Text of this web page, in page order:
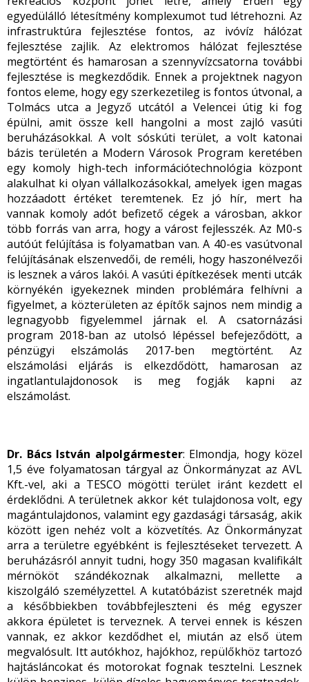
egyedülálló létesítmény komplexumot tud létrehozni. Az
infrastruktúra fejlesztése fontos, az ivóvíz hálózat
fejlesztése zajlik. Az elektromos hálózat fejlesztése
megtörtént és hamarosan a szennyvízcsatorna további
fejlesztése is megkezdődik. Ennek a projektnek nagyon
fontos eleme, hogy egy szerkezetileg is fontos útvonal, a
Tolmács utca a Jegyző utcától a Velencei útig ki fog
épülni, amit össze kell hangolni a most zajló vasúti
beruházásokkal. A volt sóskúti terület, a volt katonai
bázis területén a Modern Városok Program keretében
egy komoly high-tech információtechnológia központ
alakulhat ki olyan vállalkozásokkal, amelyek igen magas
hozzáadott értéket teremtenek. Ez jó hír, mert ha
vannak komoly adót befizető cégek a városban, akkor
több forrás van arra, hogy a várost fejlesszék. Az M0-s
autóút felújítása is folyamatban van. A 40-es vasútvonal
felújításának elszenvedői, de reméli, hogy haszonélvezői
is lesznek a város lakói. A vasúti építkezések menti utcák
környékén igyekeznek minden problémára felhívni a
figyelmet, a közterületen az építők sajnos nem mindig a
legnagyobb figyelemmel járnak el. A csatornázási
program 2018-ban az utolsó lépéssel befejeződött, a
pénzügyi elszámolás 2017-ben megtörtént. Az
elszámolási eljárás is elkezdődött, hamarosan az
ingatlantulajdonosok is meg fogják kapni az
elszámolást.
Dr. Bács István alpolgármester: Elmondja, hogy közel
1,5 éve folyamatosan tárgyal az Önkormányzat az AVL
Kft.-vel, aki a TESCO mögötti terület iránt kezdett el
érdeklődni. A területnek akkor két tulajdonosa volt, egy
magántulajdonos, valamint egy gazdasági társaság, akik
között igen nehéz volt a közvetítés. Az Önkormányzat
arra a területre egyébként is fejlesztéseket tervezett. A
beruházásról annyit tudni, hogy 350 magasan kvalifikált
mérnököt szándékoznak alkalmazni, mellette a
kiszolgáló személyzettel. A kutatóbázist szeretnék majd
a későbbiekben továbbfejleszteni és még egyszer
akkora épületet is terveznek. A tervei ennek is készen
vannak, ez akkor kezdődhet el, miután az első ütem
megvalósult. Itt autókhoz, hajókhoz, repülőkhöz tartozó
hajtásláncokat és motorokat fognak tesztelni. Lesznek